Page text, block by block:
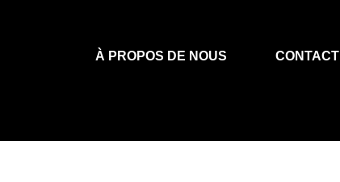
À PROPOS DE NOUS CONTACT